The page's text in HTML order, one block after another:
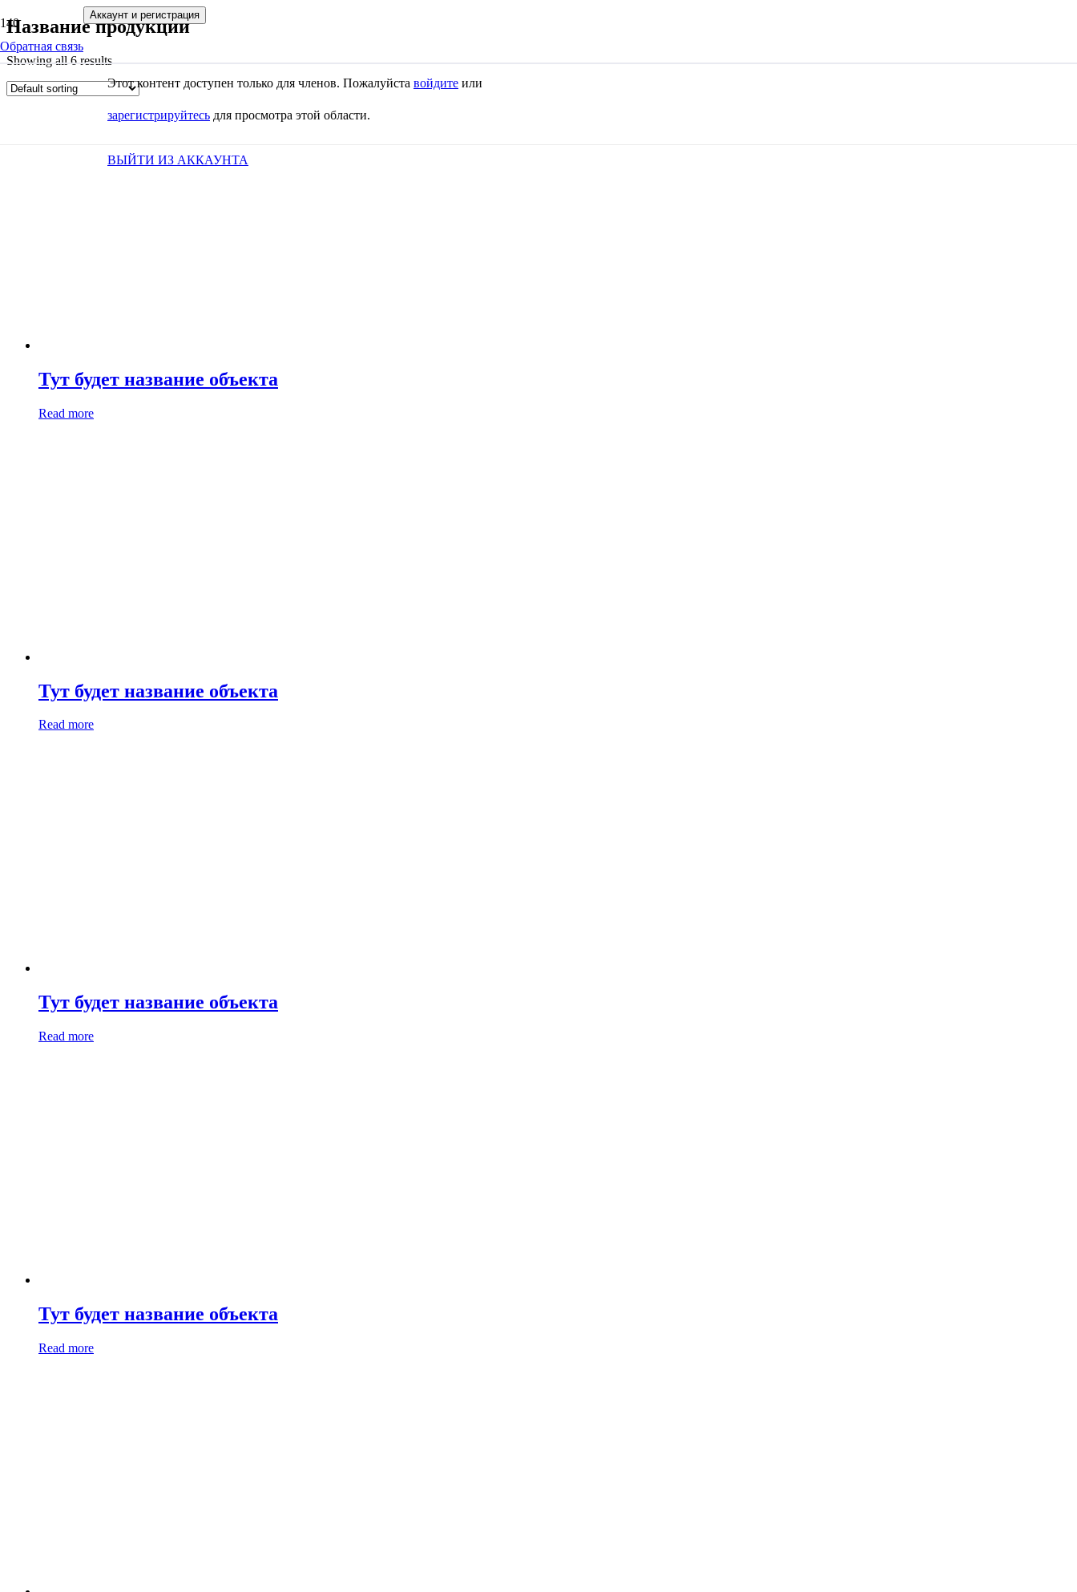
Обратная связь
Аккаунт и регистрация
Этот контент доступен только для членов. Пожалуйста войдите или
зарегистрируйтесь для просмотра этой области.
ВЫЙТИ ИЗ АККАУНТА
Название продукции
Showing all 6 results
Тут будет название объекта
Read more
Тут будет название объекта
Read more
Тут будет название объекта
Read more
Тут будет название объекта
Read more